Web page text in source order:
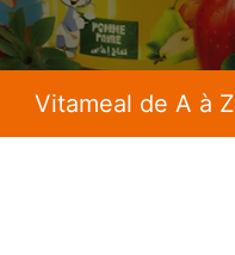
Vitameal de A à Z